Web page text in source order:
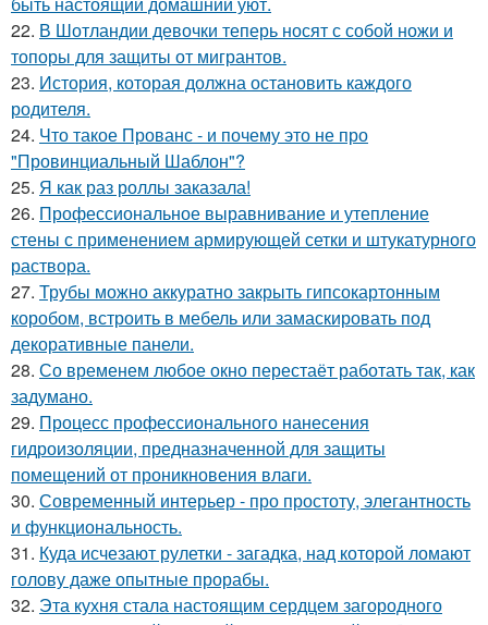
22. В Шотландии девочки теперь носят с собой ножи и
топоры для защиты от мигрантов.
23. История, которая должна остановить каждого
родителя.
24. Что такое Прованс - и почему это не про
"Провинциальный Шаблон"?
25. Я как раз роллы заказала!
26. Профессиональное выравнивание и утепление
стены с применением армирующей сетки и штукатурного
раствора.
27. Трубы можно аккуратно закрыть гипсокартонным
коробом, встроить в мебель или замаскировать под
декоративные панели.
28. Со временем любое окно перестаёт работать так, как
задумано.
29. Процесс профессионального нанесения
гидроизоляции, предназначенной для защиты
помещений от проникновения влаги.
30. Современный интерьер - про простоту, элегантность
и функциональность.
31. Куда исчезают рулетки - загадка, над которой ломают
голову даже опытные прорабы.
32. Эта кухня стала настоящим сердцем загородного